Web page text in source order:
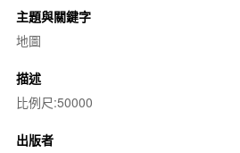
主題與關鍵字
地圖
描述
比例尺:50000
出版者